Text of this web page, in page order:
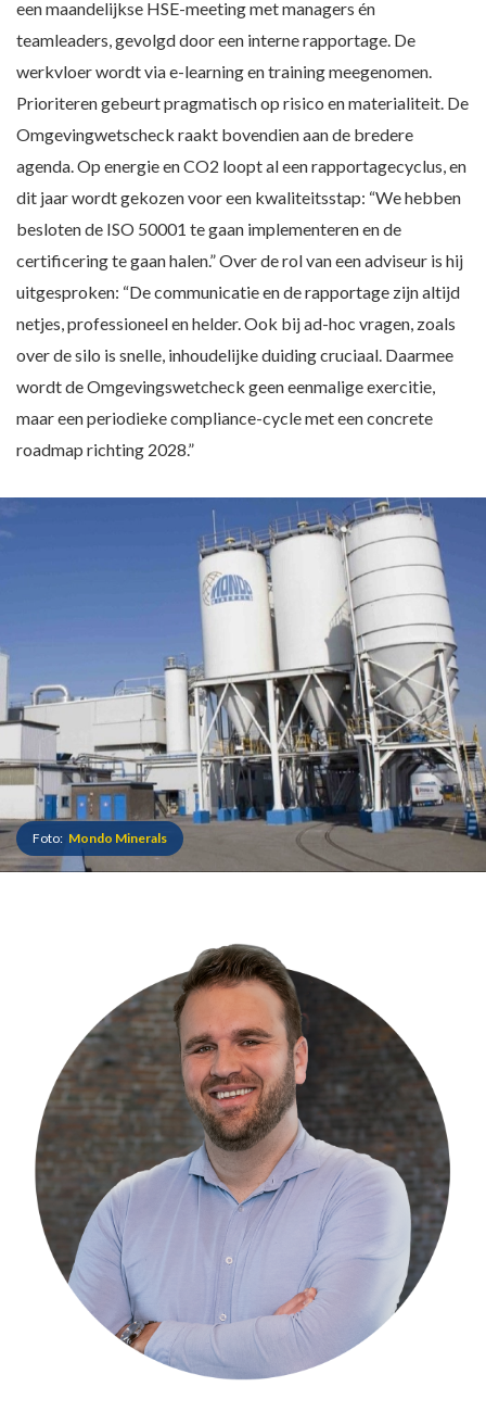
een maandelijkse HSE-meeting met managers én
teamleaders, gevolgd door een interne rapportage. De
werkvloer wordt via e-learning en training meegenomen.
Prioriteren gebeurt pragmatisch op risico en materialiteit. De
Omgevingwetscheck raakt bovendien aan de bredere
agenda. Op energie en CO2 loopt al een rapportagecyclus, en
dit jaar wordt gekozen voor een kwaliteitsstap: “We hebben
besloten de ISO 50001 te gaan implementeren en de
certificering te gaan halen.” Over de rol van een adviseur is hij
uitgesproken: “De communicatie en de rapportage zijn altijd
netjes, professioneel en helder. Ook bij ad-hoc vragen, zoals
over de silo is snelle, inhoudelijke duiding cruciaal. Daarmee
wordt de Omgevingswetcheck geen eenmalige exercitie,
maar een periodieke compliance-cycle met een concrete
roadmap richting 2028.”
Foto: Mondo Minerals